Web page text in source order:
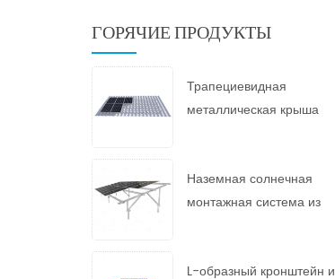
ГОРЯЧИЕ ПРОДУКТЫ
Трапециевидная
металлическая крыша
Наземная солнечная
монтажная система из
L-образный кронштейн и